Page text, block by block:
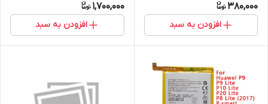
380,000
افزودن به سبد
1,700,000
افزودن به سبد